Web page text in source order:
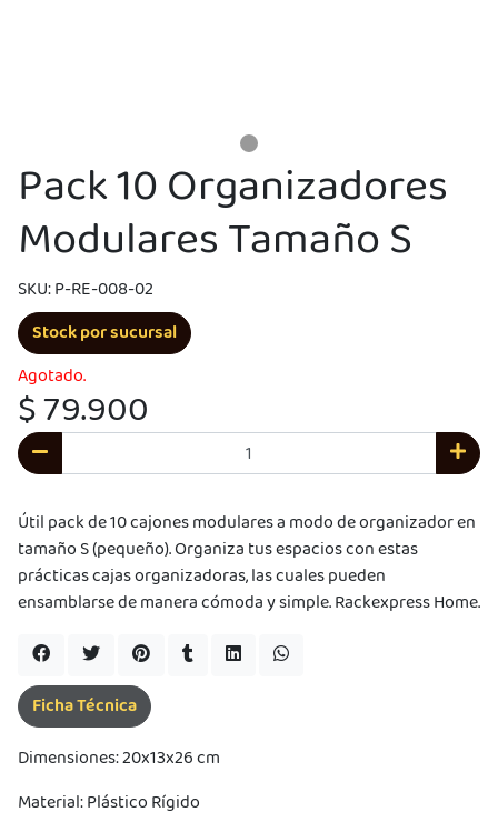
y
por
premios
JUGAR
Pack 10 Organizadores
Modulares Tamaño S
SKU: P-RE-008-02
Stock por sucursal
Agotado.
$ 79.900
Útil pack de 10 cajones modulares a modo de organizador en
tamaño S (pequeño). Organiza tus espacios con estas
prácticas cajas organizadoras, las cuales pueden
ensamblarse de manera cómoda y simple. Rackexpress Home.
Dimensiones: 20x13x26 cm
Material: Plástico Rígido
Ficha Técnica